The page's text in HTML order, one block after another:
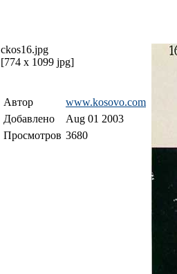
ckos16.jpg
[774 x 1099 jpg]
Автор
www.kosovo.com
Добавлено
Aug 01 2003
Просмотров 3680